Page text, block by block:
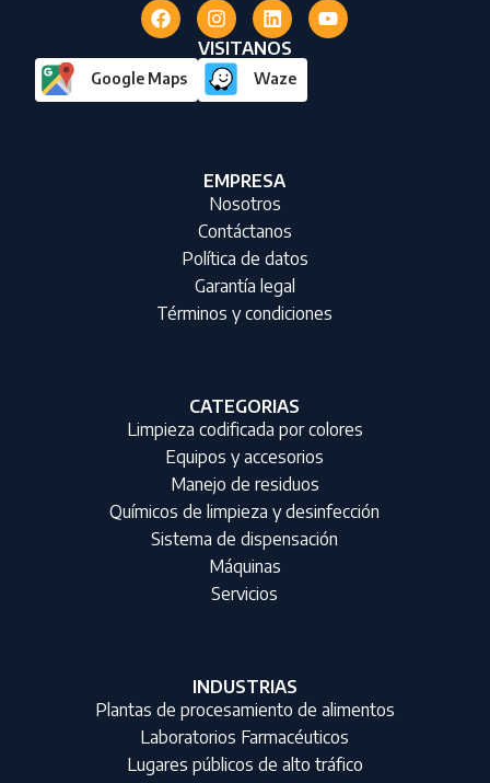
VISITANOS
Google Maps Waze
EMPRESA
Nosotros
Contáctanos
Política de datos
Garantía legal
Términos y condiciones
CATEGORIAS
Limpieza codificada por colores
Equipos y accesorios
Manejo de residuos
Químicos de limpieza y desinfección
Sistema de dispensación
Máquinas
Servicios
INDUSTRIAS
Plantas de procesamiento de alimentos
Laboratorios Farmacéuticos
Lugares públicos de alto tráfico